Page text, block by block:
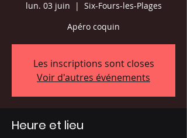
lun. 03 juin
  |
Six-Fours-les-Plages
Apéro coquin
Les inscriptions sont closes
Voir d'autres événements
Heure et lieu